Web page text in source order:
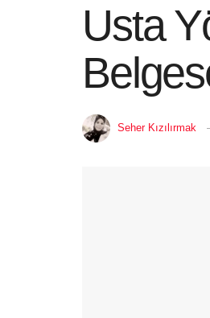
Usta
Seher Kızılırmak